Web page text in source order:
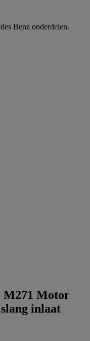
Benz onderdelen.
M271 Motor
inlaat